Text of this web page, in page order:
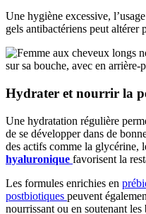
Une hygiène excessive,
gels antibactériens peut altérer
Hydrater et nourrir la
Une hydratation régulière
de se développer dans de
des actifs comme la glycérine,
hyaluronique favorisent la
Les formules enrichies en
postbiotiques peuvent
nourrissant ou en soutenant les